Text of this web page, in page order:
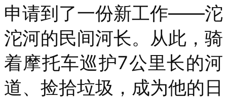
申请到了一份新工作——沱
沱河的民间河长。从此，骑
着摩托车巡护7公里长的河
道、捡拾垃圾，成为他的日